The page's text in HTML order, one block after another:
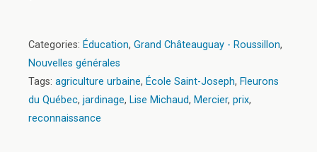
Categories: Éducation, Grand Châteauguay - Roussillon,
Nouvelles générales
Tags: agriculture urbaine, École Saint-Joseph, Fleurons
du Québec, jardinage, Lise Michaud, Mercier, prix,
reconnaissance